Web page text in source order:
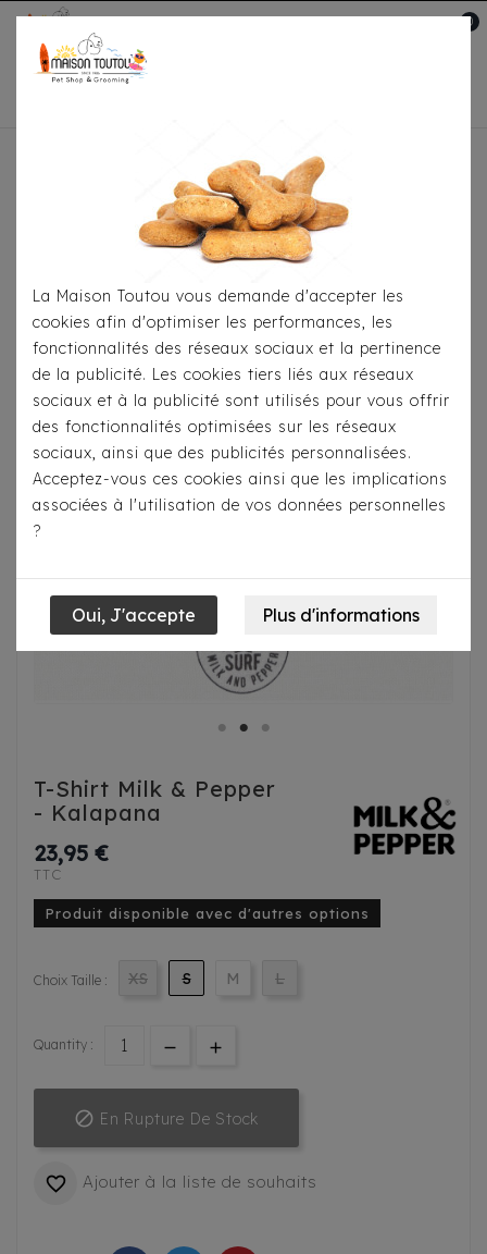
0
Pour S'habiller T-Shirts
& Pepper - Kalapana
T-Shirt Milk & Pepper
- Kalapana
23,95 €
TTC
Produit disponible avec d'autres options
Choix Taille : XS S M L
Quantity :
 En Rupture De Stock
 Ajouter à la liste de souhaits
La Maison Toutou vous demande d'accepter les
cookies afin d'optimiser les performances, les
fonctionnalités des réseaux sociaux et la pertinence
de la publicité. Les cookies tiers liés aux réseaux
sociaux et à la publicité sont utilisés pour vous offrir
des fonctionnalités optimisées sur les réseaux
sociaux, ainsi que des publicités personnalisées.
Acceptez-vous ces cookies ainsi que les implications
associées à l'utilisation de vos données personnelles
?